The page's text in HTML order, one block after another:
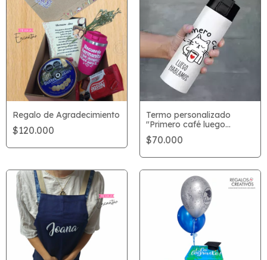
Regalo de Agradecimiento
$120.000
Termo personalizado
"Primero café luego
hablamos"
$70.000